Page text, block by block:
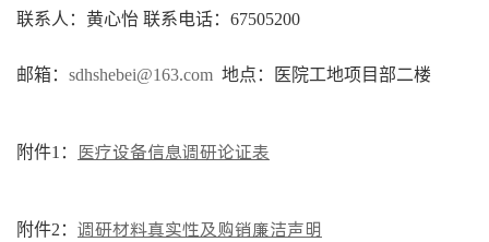
联系人：黄心怡 联系电话： 67505200
邮箱： sdhshebei@163.com 地点：医院工地项目部二楼
附件1： 医疗设备信息调研论证表
附件2： 调研材料真实性及购销廉洁声明